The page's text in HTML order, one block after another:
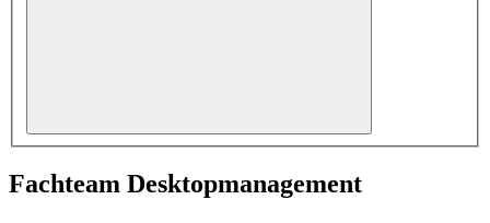
Fachteam Desktopmanagement